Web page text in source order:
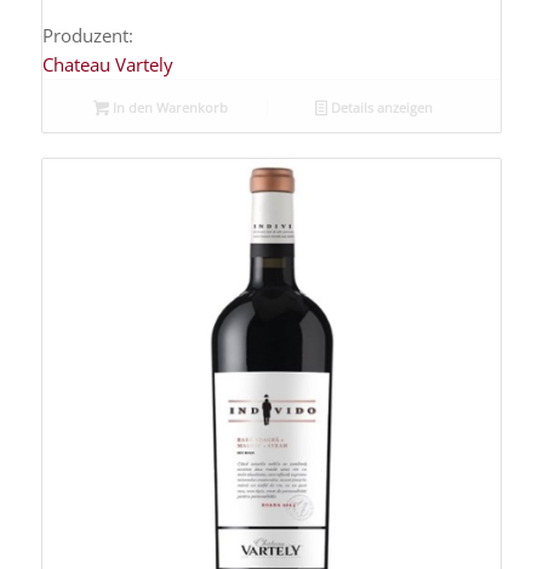
Produzent:
Chateau Vartely
In den Warenkorb Details anzeigen